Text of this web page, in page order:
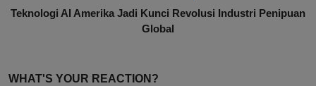
Teknologi AI Amerika Jadi Kunci Revolusi Industri Penipuan
Global
WHAT'S YOUR REACTION?